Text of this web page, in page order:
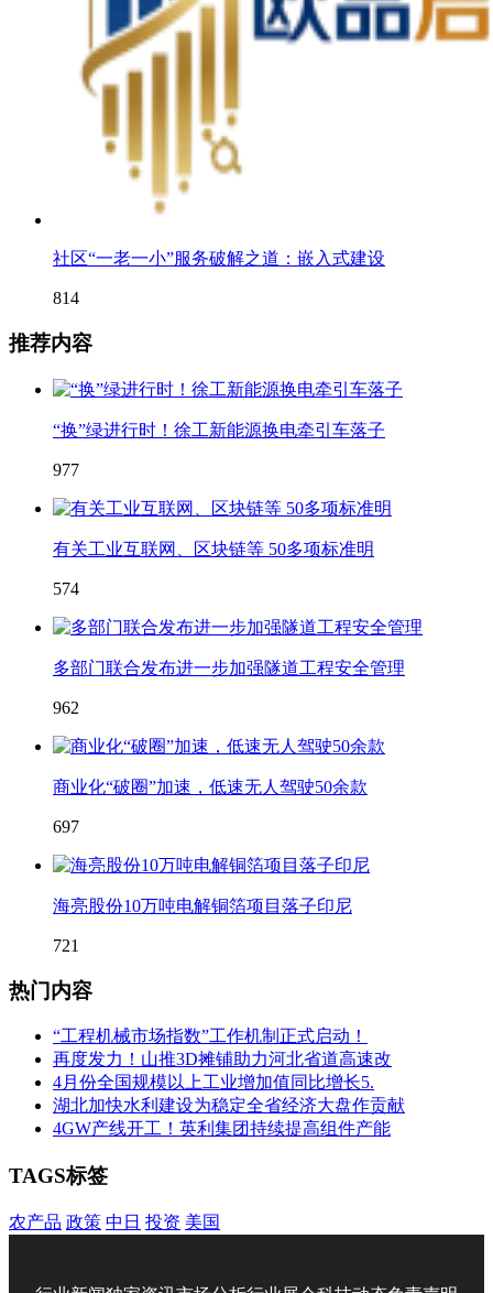
社区“一老一小”服务破解之道：嵌入式建设
814
推荐内容
“换”绿进行时！徐工新能源换电牵引车落子
977
有关工业互联网、区块链等 50多项标准明
574
多部门联合发布进一步加强隧道工程安全管理
962
商业化“破圈”加速，低速无人驾驶50余款
697
海亮股份10万吨电解铜箔项目落子印尼
721
热门内容
“工程机械市场指数”工作机制正式启动！
再度发力！山推3D摊铺助力河北省道高速改
4月份全国规模以上工业增加值同比增长5.
湖北加快水利建设为稳定全省经济大盘作贡献
4GW产线开工！英利集团持续提高组件产能
TAGS标签
农产品 政策 中日 投资 美国